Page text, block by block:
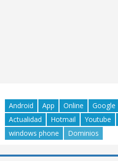
Android App Online Google
Actualidad
Hotmail Youtube
windows phone
Dominios